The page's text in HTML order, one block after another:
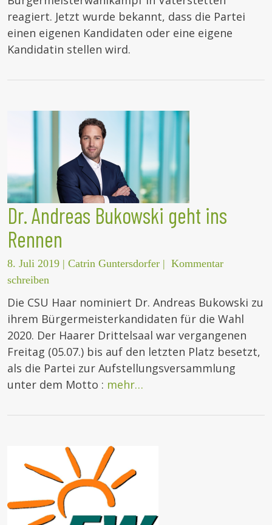
reagiert. Jetzt wurde bekannt, dass die Partei
einen eigenen Kandidaten oder eine eigene
Kandidatin stellen wird.
Dr. Andreas Bukowski geht ins
Rennen
8. Juli 2019 | Catrin Guntersdorfer | Kommentar
schreiben
Die CSU Haar nominiert Dr. Andreas Bukowski zu
ihrem Bürgermeisterkandidaten für die Wahl
2020. Der Haarer Drittelsaal war vergangenen
Freitag (05.07.) bis auf den letzten Platz besetzt,
als die Partei zur Aufstellungsversammlung
unter dem Motto : mehr…